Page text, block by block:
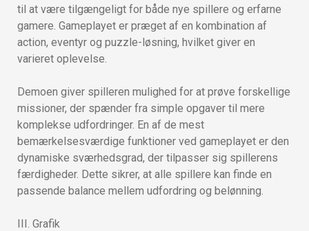
til at være tilgængeligt for både nye spillere og erfarne
gamere. Gameplayet er præget af en kombination af
action, eventyr og puzzle-løsning, hvilket giver en
varieret oplevelse.
Demoen giver spilleren mulighed for at prøve forskellige
missioner, der spænder fra simple opgaver til mere
komplekse udfordringer. En af de mest
bemærkelsesværdige funktioner ved gameplayet er den
dynamiske sværhedsgrad, der tilpasser sig spillerens
færdigheder. Dette sikrer, at alle spillere kan finde en
passende balance mellem udfordring og belønning.
III. Grafik